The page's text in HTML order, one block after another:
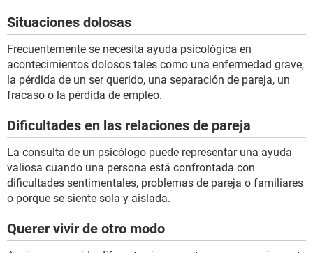
Situaciones dolosas
Frecuentemente se necesita ayuda psicológica en
acontecimientos dolosos tales como una enfermedad grave,
la pérdida de un ser querido, una separación de pareja, un
fracaso o la pérdida de empleo.
Dificultades en las relaciones de pareja
La consulta de un psicólogo puede representar una ayuda
valiosa cuando una persona está confrontada con
dificultades sentimentales, problemas de pareja o familiares
o porque se siente sola y aislada.
Querer vivir de otro modo